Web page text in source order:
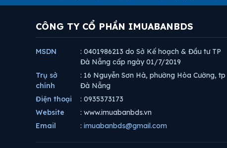
CÔNG TY CỔ PHẦN IMUABANBDS
MSDN
: 0401986213 do Sở Kế hoạch & Đầu tư TP
Đà Nẵng cấp ngày 01/7/2019
Trụ sở
chính
: 16 Nguyễn Sơn Hà, phường Hòa Cường, tp
Đà Nẵng
Điện thoại
: 0935373173
Website
: www.imuabanbds.vn
Email
: imuabanbds@gmail.com